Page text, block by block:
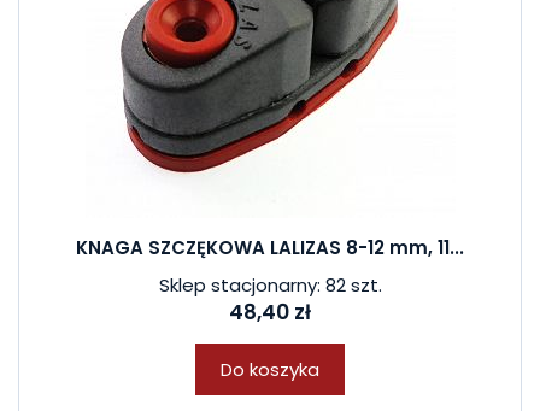
KNAGA SZCZĘKOWA LALIZAS 8-12 mm, 11...
Sklep stacjonarny: 82 szt.
48,40 zł
Do koszyka